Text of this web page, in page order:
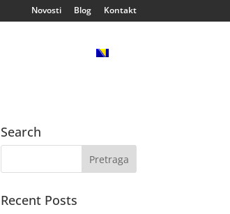
Novosti Blog Kontakt
Search
Recent Posts